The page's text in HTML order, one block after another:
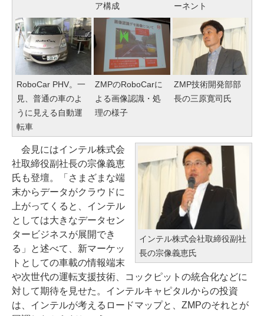
ア構成
ーネント
RoboCar PHV。一
見、普通の車のよ
うに見える自動運
転車
ZMPのRoboCarに
よる画像認識・処
理の様子
ZMP技術開発部部
長の三原寛司氏
インテル株式会社取締役副社
長の宗像義恵氏
会見にはインテル株式会
社取締役副社長の宗像義恵
氏も登壇。「さまざまな端
末からデータがクラウドに
上がってくると、インテル
としては大きなデータセン
タービジネスが展開でき
る」と述べて、新マーケッ
トとしての車載の情報端末
や次世代の運転支援技術、コックピットの統合化などに
対して期待を見せた。インテルキャピタルからの投資
は、インテルが考えるロードマップと、ZMPのそれとが